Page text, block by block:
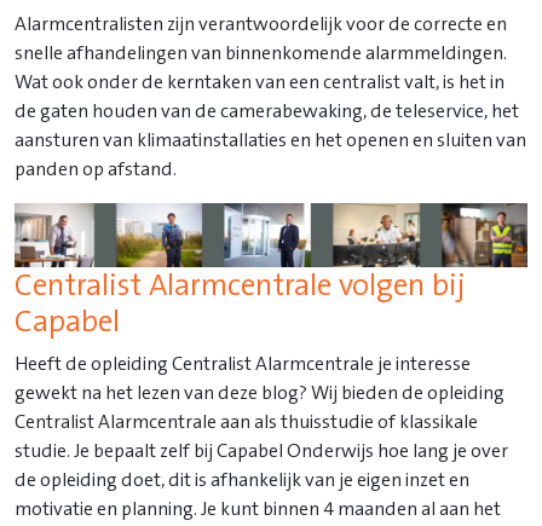
Alarmcentralisten zijn verantwoordelijk voor de correcte en
snelle afhandelingen van binnenkomende alarmmeldingen.
Wat ook onder de kerntaken van een centralist valt, is het in
de gaten houden van de camerabewaking, de teleservice, het
aansturen van klimaatinstallaties en het openen en sluiten van
panden op afstand.
Centralist Alarmcentrale volgen bij
Capabel
Heeft de opleiding Centralist Alarmcentrale je interesse
gewekt na het lezen van deze blog? Wij bieden de opleiding
Centralist Alarmcentrale aan als thuisstudie of klassikale
studie. Je bepaalt zelf bij Capabel Onderwijs hoe lang je over
de opleiding doet, dit is afhankelijk van je eigen inzet en
motivatie en planning. Je kunt binnen 4 maanden al aan het